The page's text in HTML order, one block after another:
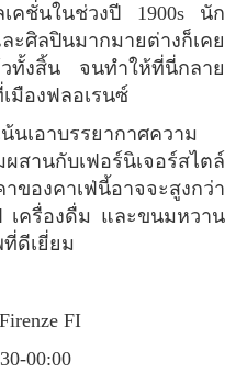
เคชั่นในช่วงปี 1900s นัก
ศิลปินมากมายต่างก็เคย
วทั้งสิ้น จนทำให้ที่นี่กลาย
มืองฟลอเรนซ์
านกับเฟอร์นิเจอร์สไตล์
ของคาเฟ่นี้อาจจะสูงกว่า
เครื่องดื่ม และขนมหวาน
ดีเยี่ยม
FI
00:00